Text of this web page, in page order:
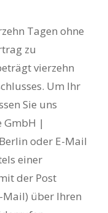
Tagen ohne
zu
vierzehn
Um Ihr
Sie uns
GmbH |
oder E-Mail
einer
der Post
Mail) über Ihren